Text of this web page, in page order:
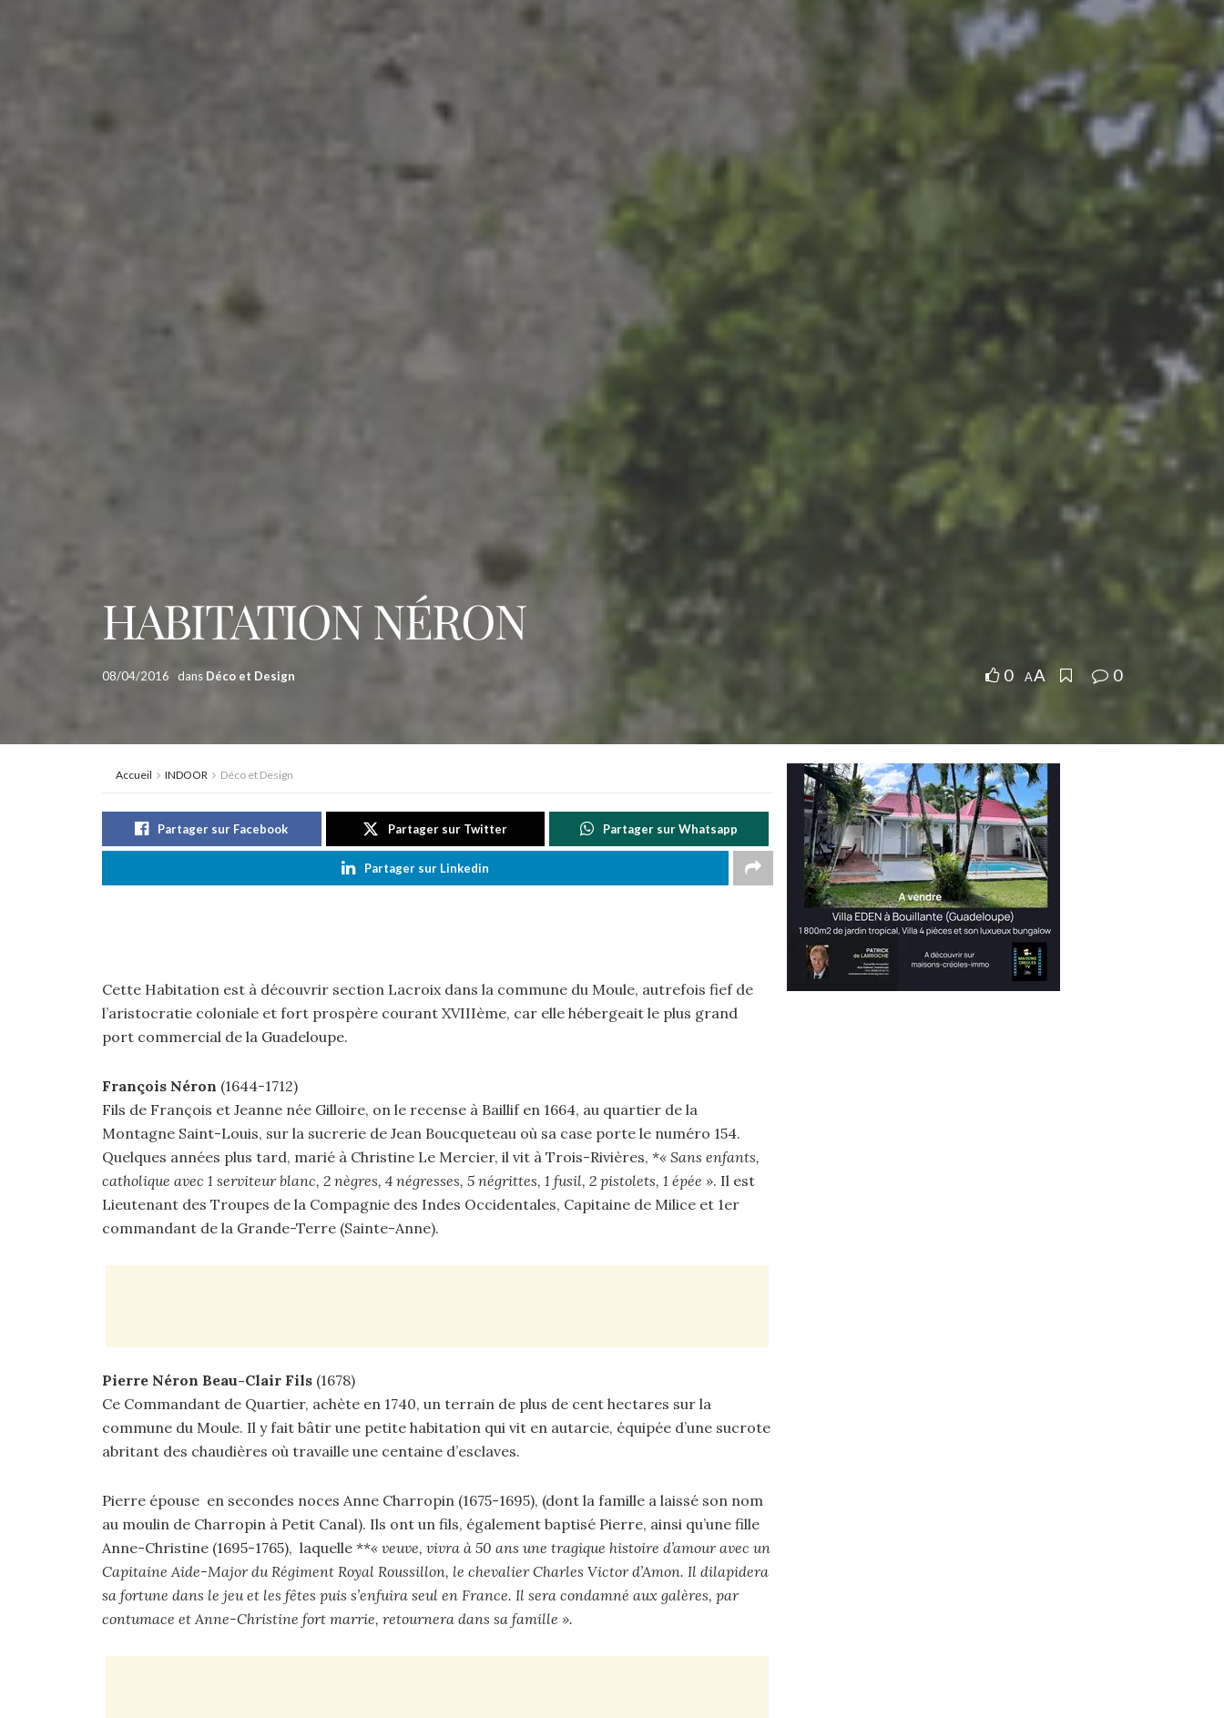
HABITATION NÉRON
08/04/2016 dans Déco et Design 0 AA 0
Accueil INDOOR Déco et Design
Partager sur Facebook Partager sur Twitter Partager sur Whatsapp
Partager sur Linkedin
Cette Habitation est à découvrir section Lacroix dans la commune du Moule, autrefois fief de
l’aristocratie coloniale et fort prospère courant XVIIIème, car elle hébergeait le plus grand
port commercial de la Guadeloupe.
François Néron (1644-1712)
Fils de François et Jeanne née Gilloire, on le recense à Baillif en 1664, au quartier de la
Montagne Saint-Louis, sur la sucrerie de Jean Boucqueteau où sa case porte le numéro 154.
Quelques années plus tard, marié à Christine Le Mercier, il vit à Trois-Rivières, *« Sans enfants,
catholique avec 1 serviteur blanc, 2 nègres, 4 négresses, 5 négrittes, 1 fusil, 2 pistolets, 1 épée ». Il est
Lieutenant des Troupes de la Compagnie des Indes Occidentales, Capitaine de Milice et 1er
commandant de la Grande-Terre (Sainte-Anne).
Pierre Néron Beau-Clair Fils (1678)
Ce Commandant de Quartier, achète en 1740, un terrain de plus de cent hectares sur la
commune du Moule. Il y fait bâtir une petite habitation qui vit en autarcie, équipée d’une sucrote
abritant des chaudières où travaille une centaine d’esclaves.
Pierre épouse en secondes noces Anne Charropin (1675-1695), (dont la famille a laissé son nom
au moulin de Charropin à Petit Canal). Ils ont un fils, également baptisé Pierre, ainsi qu’une fille
Anne-Christine (1695-1765), laquelle **« veuve, vivra à 50 ans une tragique histoire d’amour avec un
Capitaine Aide-Major du Régiment Royal Roussillon, le chevalier Charles Victor d’Amon. Il dilapidera
sa fortune dans le jeu et les fêtes puis s’enfuira seul en France. Il sera condamné aux galères, par
contumace et Anne-Christine fort marrie, retournera dans sa famille ».